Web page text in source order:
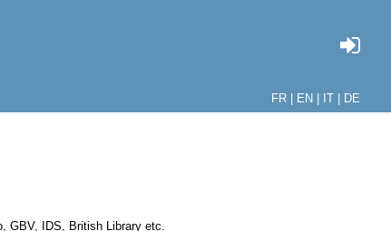
FR | EN | IT | DE
GBV, IDS, British Library etc.